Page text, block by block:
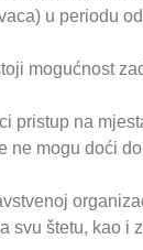
u periodu
mogućnost
pristup na
ne mogu doći
štetu, kao